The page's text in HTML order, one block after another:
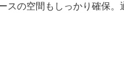
スの空間もしっかり確保。